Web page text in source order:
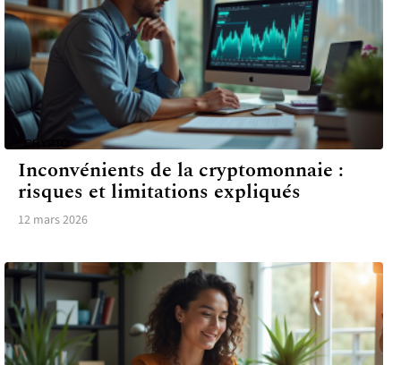
CRYPTO
Inconvénients de la cryptomonnaie :
risques et limitations expliqués
12 mars 2026